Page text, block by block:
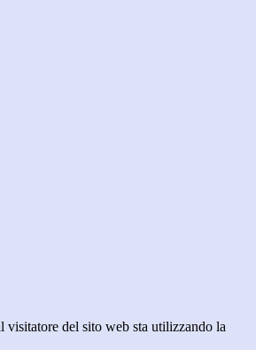
visitatore del sito web sta utilizzando la